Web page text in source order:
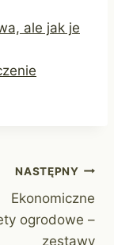
ale jak je
NASTĘPNY
Ekonomiczne
ogrodowe –
zestawy